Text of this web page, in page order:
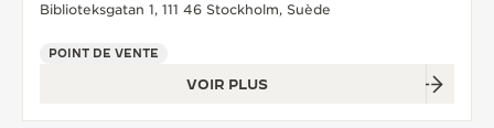
GARANTIE JAEGER-LECOULTRE
THE REVERSO 1931 CAFÉ
SAVOIR-FAIRE : 108 MÉTIERS
Biblioteksgatan 1, 111 46 Stockholm, Suède
POINT DE VENTE
VOIR PLUS